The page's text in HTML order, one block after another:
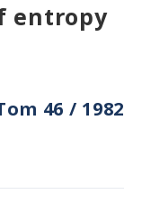
entropy
46 / 1982